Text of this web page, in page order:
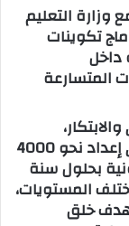
وزارة التعليم
تكوينات
المتسارعة
عزالدين الميداوي، أن المشروع يطمح إلى إعداد نحو 4000
بحلول سنة
المستويات،
خلق